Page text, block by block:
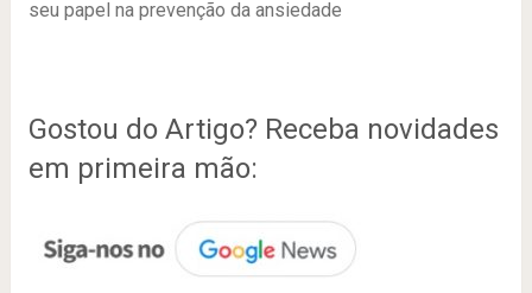
seu papel na prevenção da ansiedade
Gostou do Artigo? Receba novidades
em primeira mão: